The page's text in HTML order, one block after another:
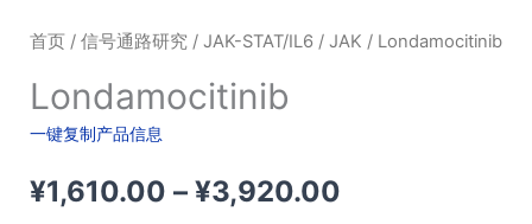
首页/ 信号通路研究/ JAK-STAT/IL6/ JAK / Londamocitinib
Londamocitinib
一键复制产品信息
¥1,610.00 – ¥3,920.00价